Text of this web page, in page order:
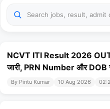
NCVT ITI Result 2026
जारी, PRN Number और
By Pintu Kumar 10 Aug 2026